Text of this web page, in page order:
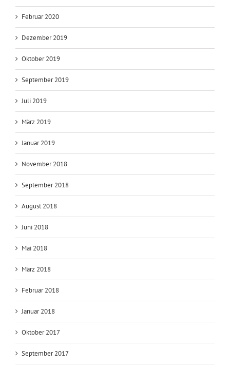
Februar 2020
Dezember 2019
Oktober 2019
September 2019
Juli 2019
März 2019
Januar 2019
November 2018
September 2018
August 2018
Juni 2018
Mai 2018
März 2018
Februar 2018
Januar 2018
Oktober 2017
September 2017